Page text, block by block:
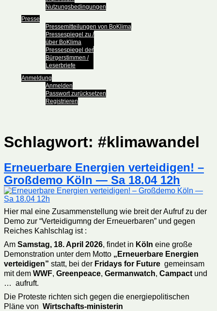
Nutzungsbedingungen
Presse
Pressemitteilungen von BoKlima
Pressespiegel zu /
über BoKlima
Pressespiegel der
Bürgerstimmen /
Leserbriefe
Anmeldung
Anmelden
Passwort zurücksetzen
Registrieren
Schlagwort: #klimawandel
Erneuerbare Energien verteidigen! –
Großdemo Köln — Sa 18.04 12h
Hier mal eine Zusammenstellung wie breit der Aufruf zu der
Demo zur “Verteidigumng der Erneuerbaren” und gegen
Reiches Kahlschlag ist :
Am Samstag, 18. April 2026, findet in Köln eine große
Demonstration unter dem Motto „Erneuerbare Energien
verteidigen” statt, bei der Fridays for Future gemeinsam
mit dem WWF, Greenpeace, Germanwatch, Campact und
… aufruft.
Die Proteste richten sich gegen die energiepolitischen
Pläne von Wirtschafts-ministerin